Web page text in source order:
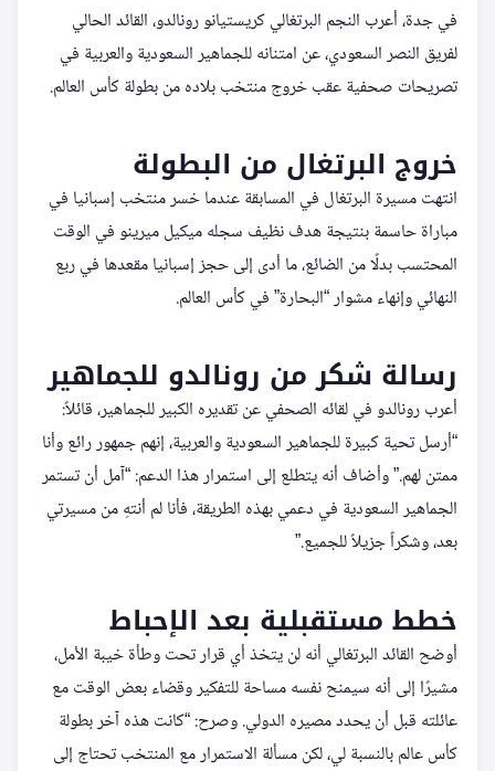
في جدة، أعرب النجم البرتغالي كريستيانو رونالدو، القائد الحالي
لفريق النصر السعودي، عن امتنانه للجماهير السعودية والعربية في
تصريحات صحفية عقب خروج منتخب بلاده من بطولة كأس العالم.
خروج البرتغال من البطولة
انتهت مسيرة البرتغال في المسابقة عندما خسر منتخب إسبانيا في
مباراة حاسمة بنتيجة هدف نظيف سجله ميكيل ميرينو في الوقت
المحتسب بدلًا من الضائع، ما أدى إلى حجز إسبانيا مقعدها في ربع
النهائي وإنهاء مشوار “البحارة” في كأس العالم.
رسالة شكر من رونالدو للجماهير
أعرب رونالدو في لقائه الصحفي عن تقديره الكبير للجماهير، قائلاً:
“أرسل تحية كبيرة للجماهير السعودية والعربية، إنهم جمهور رائع وأنا
ممتن لهم.” وأضاف أنه يتطلع إلى استمرار هذا الدعم: “آمل أن تستمر
الجماهير السعودية في دعمي بهذه الطريقة، فأنا لم أنتهِ من مسيرتي
بعد، وشكراً جزيلاً للجميع.”
خطط مستقبلية بعد الإحباط
أوضح القائد البرتغالي أنه لن يتخذ أي قرار تحت وطأة خيبة الأمل،
مشيرًا إلى أنه سيمنح نفسه مساحة للتفكير وقضاء بعض الوقت مع
عائلته قبل أن يحدد مصيره الدولي. وصرح: “كانت هذه آخر بطولة
كأس عالم بالنسبة لي، لكن مسألة الاستمرار مع المنتخب تحتاج إلى